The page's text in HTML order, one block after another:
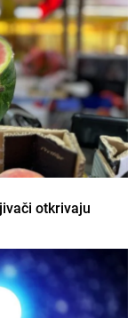
otkrivaju